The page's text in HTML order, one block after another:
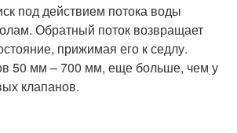
под действием потока воды
Обратный поток возвращает
прижимая его к седлу.
50 мм – 700 мм, еще больше, чем у
клапанов.